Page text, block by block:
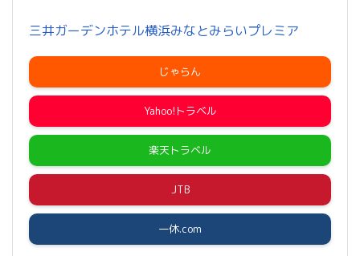
三井ガーデンホテル横浜みなとみらいプレミア
じゃらん
Yahoo!トラベル
楽天トラベル
JTB
一休.com